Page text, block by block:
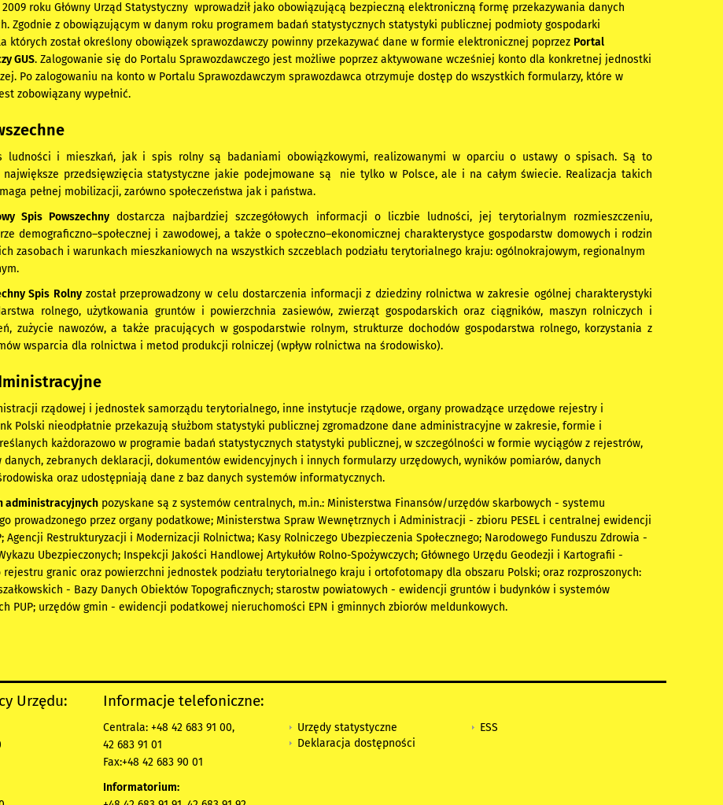
roku Główny Urząd Statystyczny wprowadził jako obowiązującą bezpieczną elektroniczną formę przekazywania danych
Zgodnie z obowiązującym w danym roku programem badań statystycznych statystyki publicznej podmioty gospodarki
których został określony obowiązek sprawozdawczy powinny przekazywać dane w formie elektronicznej poprzez Portal
GUS. Zalogowanie się do Portalu Sprawozdawczego jest możliwe poprzez aktywowane wcześniej konto dla konkretnej jednostki
Po zalogowaniu na konto w Portalu Sprawozdawczym sprawozdawca otrzymuje dostęp do wszystkich formularzy, które w
zobowiązany wypełnić.
ludności i mieszkań, jak i spis rolny są badaniami obowiązkowymi, realizowanymi w oparciu o ustawy o spisach. Są to
największe przedsięwzięcia statystyczne jakie podejmowane są nie tylko w Polsce, ale i na całym świecie. Realizacja takich
pełnej mobilizacji, zarówno społeczeństwa jak i państwa.
Spis Powszechny dostarcza najbardziej szczegółowych informacji o liczbie ludności, jej terytorialnym rozmieszczeniu,
demograficzno–społecznej i zawodowej, a także o społeczno–ekonomicznej charakterystyce gospodarstw domowych i rodzin
zasobach i warunkach mieszkaniowych na wszystkich szczeblach podziału terytorialnego kraju: ogólnokrajowym, regionalnym
Spis Rolnyzostał przeprowadzony w celu dostarczenia informacji z dziedziny rolnictwa w zakresie ogólnej charakterystyki
rolnego, użytkowania gruntów i powierzchnia zasiewów, zwierząt gospodarskich oraz ciągników, maszyn rolniczych i
zużycie nawozów, a także pracujących w gospodarstwie rolnym, strukturze dochodów gospodarstwa rolnego, korzystania z
wsparcia dla rolnictwa i metod produkcji rolniczej (wpływ rolnictwa na środowisko).
rządowej i jednostek samorządu terytorialnego, inne instytucje rządowe, organy prowadzące urzędowe rejestry i
Polski nieodpłatnie przekazują służbom statystyki publicznej zgromadzone dane administracyjne w zakresie, formie i
każdorazowo w programie badań statystycznych statystyki publicznej, w szczególności w formie wyciągów z rejestrów,
danych, zebranych deklaracji, dokumentów ewidencyjnych i innych formularzy urzędowych, wyników pomiarów, danych
oraz udostępniają dane z baz danych systemów informatycznych.
administracyjnych pozyskane są z systemów centralnych, m.in.: Ministerstwa Finansów/urzędów skarbowych - systemu
prowadzonego przez organy podatkowe; Ministerstwa Spraw Wewnętrznych i Administracji - zbioru PESEL i centralnej ewidencji
Agencji Restrukturyzacji i Modernizacji Rolnictwa; Kasy Rolniczego Ubezpieczenia Społecznego; Narodowego Funduszu Zdrowia -
Ubezpieczonych; Inspekcji Jakości Handlowej Artykułów Rolno-Spożywczych; Głównego Urzędu Geodezji i Kartografii -
rejestru granic oraz powierzchni jednostek podziału terytorialnego kraju i ortofotomapy dla obszaru Polski; oraz rozproszonych:
- Bazy Danych Obiektów Topograficznych; starostw powiatowych - ewidencji gruntów i budynków i systemów
PUP; urzędów gmin - ewidencji podatkowej nieruchomości EPN i gminnych zbiorów meldunkowych.
Urzędu: Informacje telefoniczne:
Centrala: +48 42 683 91 00,
42 683 91 01
Fax:+48 42 683 90 01
Informatorium:
Urzędy statystyczne
Deklaracja dostępności
ESS